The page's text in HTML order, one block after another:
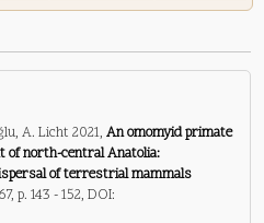
A. Licht 2021, An omomyid primate
of north-central Anatolia:
of terrestrial mammals
p. 143 - 152, DOI: